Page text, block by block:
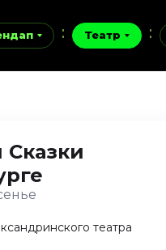
Театр
театра